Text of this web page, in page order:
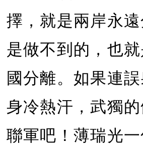
擇，就是兩岸永
是做不到的，也
國分離。如果連
身冷熱汗，武獨
聯軍吧！薄瑞光